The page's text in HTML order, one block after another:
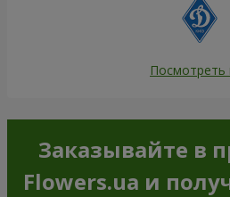
Посмотреть
Заказывайте в
Flowers.ua и